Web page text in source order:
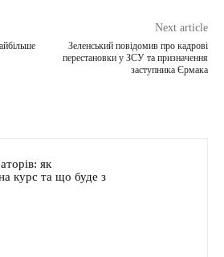
Next article
Зеленський повідомив про кадрові
перестановки у ЗСУ та призначення
заступника Єрмака
як
курс та що буде з